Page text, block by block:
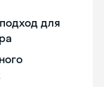
для